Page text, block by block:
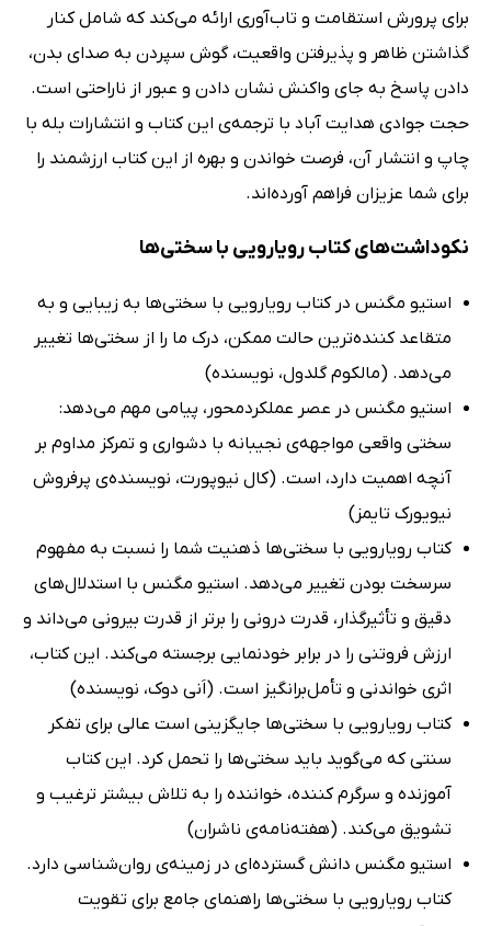
برای پرورش استقامت و تاب‌آوری ارائه می‌کند که شامل کنار
گذاشتن ظاهر و پذیرفتن واقعیت، گوش سپردن به صدای بدن،
دادن پاسخ به جای واکنش نشان دادن و عبور از ناراحتی است.
حجت جوادی هدایت آباد با ترجمه‌ی این کتاب و انتشارات بله با
چاپ و انتشار آن، فرصت خواندن و بهره از این کتاب ارزشمند را
برای شما عزیزان فراهم آورده‌اند.
نکوداشت‌های کتاب رویارویی با سختی‌ها
استیو مگنس در کتاب رویارویی با سختی‌ها به زیبایی و به
متقاعد کننده‌ترین حالت ممکن، درک ما را از سختی‌ها تغییر
می‌دهد. (مالکوم گلدول، نویسنده)
استیو مگنس در عصر عملکردمحور، پیامی مهم می‌دهد:
سختی واقعی مواجهه‌ی نجیبانه با دشواری و تمرکز مداوم بر
آنچه اهمیت دارد، است. (کال نیوپورت، نویسنده‌ی پرفروش
نیویورک تایمز)
کتاب رویارویی با سختی‌ها ذهنیت شما را نسبت به مفهوم
سرسخت بودن تغییر می‌دهد. استیو مگنس با استدلال‌های
دقیق و تأثیرگذار، قدرت درونی را برتر از قدرت بیرونی می‌داند و
ارزش فروتنی را در برابر خودنمایی برجسته می‌کند. این کتاب،
اثری خواندنی و تأمل‌برانگیز است. (اَنی دوک، نویسنده)
کتاب رویارویی با سختی‌ها جایگزینی است عالی برای تفکر
سنتی که می‌گوید باید سختی‌ها را تحمل کرد. این کتاب
آموزنده و سرگرم کننده، خواننده را به تلاش بیشتر ترغیب و
تشویق می‌کند. (هفته‌نامه‌ی ناشران)
استیو مگنس دانش گسترده‌ای در زمینه‌ی روان‌شناسی دارد.
کتاب رویارویی با سختی‌ها راهنمای جامع برای تقویت